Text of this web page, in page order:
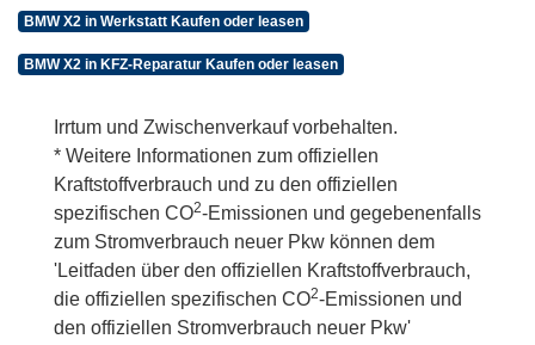
BMW X2 in Werkstatt Kaufen oder leasen
BMW X2 in KFZ-Reparatur Kaufen oder leasen
Irrtum und Zwischenverkauf vorbehalten.
* Weitere Informationen zum offiziellen
Kraftstoffverbrauch und zu den offiziellen
spezifischen CO2-Emissionen und gegebenenfalls
zum Stromverbrauch neuer Pkw können dem
'Leitfaden über den offiziellen Kraftstoffverbrauch,
die offiziellen spezifischen CO2-Emissionen und
den offiziellen Stromverbrauch neuer Pkw'